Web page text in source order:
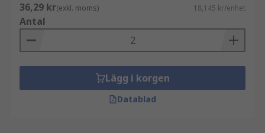
36,29 kr(exkl. moms) 18,145 kr/enhet
Antal
Lägg i korgen
Datablad